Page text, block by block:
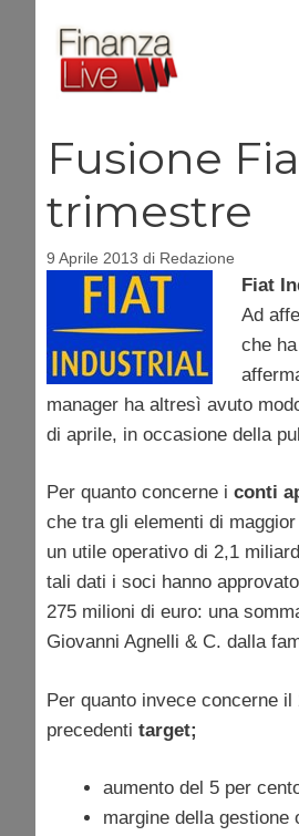
contenuto
Fusione
trimestre
9 Aprile 2013 di Redazione
Fiat
Ad
che
manager ha altresì avuto
di aprile, in occasione della
Per quanto concerne i conti
che tra gli elementi di
un utile operativo di 2,1
tali dati i soci hanno
275 milioni di euro: una
Giovanni Agnelli & C. dalla
Per quanto invece concerne
precedenti target;
aumento del 5 per
margine della gestione